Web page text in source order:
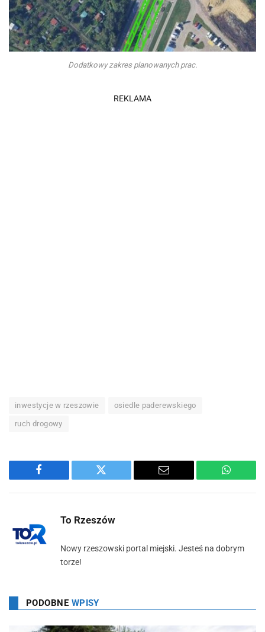
Dodatkowy zakres planowanych prac.
REKLAMA
inwestycje w rzeszowie osiedle paderewskiego
ruch drogowy
Facebook Twitter Email
To Rzeszów
Nowy rzeszowski portal miejski. Jesteś na dobrym
torze!
PODOBNE WPISY